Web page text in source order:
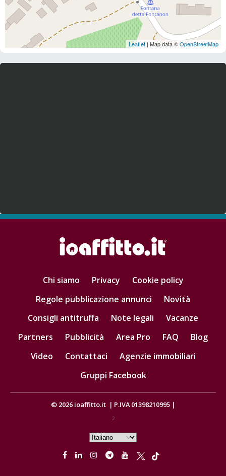
Leaflet | Map data ©OpenStreetMap
Chi siamo Privacy
Cookie policy
Regole pubblicazione annunci
Novità
Consigli antitruffa
Note legali
Vacanze
Partners
Pubblicità Area Pro FAQ
Blog
Video
Contattaci
Agenzie immobiliari
Gruppi Facebook
© 2026 ioaffitto.it | P.IVA 01398210995 |
2